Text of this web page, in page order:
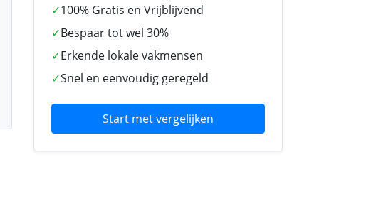
✓100% Gratis en Vrijblijvend
✓Bespaar tot wel 30%
✓Erkende lokale vakmensen
✓Snel en eenvoudig geregeld
Start met vergelijken